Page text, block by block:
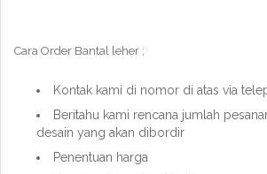
Cara Order Bantal leher ;
Kontak kami di nomor di atas via
Beritahu kami rencana jumlah
desain yang akan dibordir
Penentuan harga